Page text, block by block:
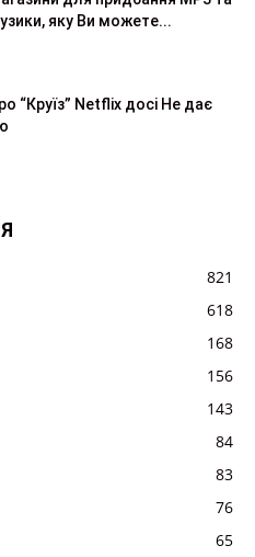
яку Ви можете...
“Круїз” Netflix досі Не дає
821
618
168
156
143
84
83
76
65